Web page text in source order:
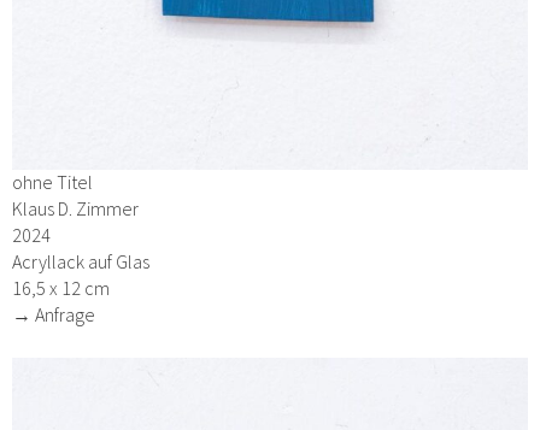
ohne Titel
Klaus D. Zimmer
2024
Acryllack auf Glas
16,5 x 12 cm
→ Anfrage